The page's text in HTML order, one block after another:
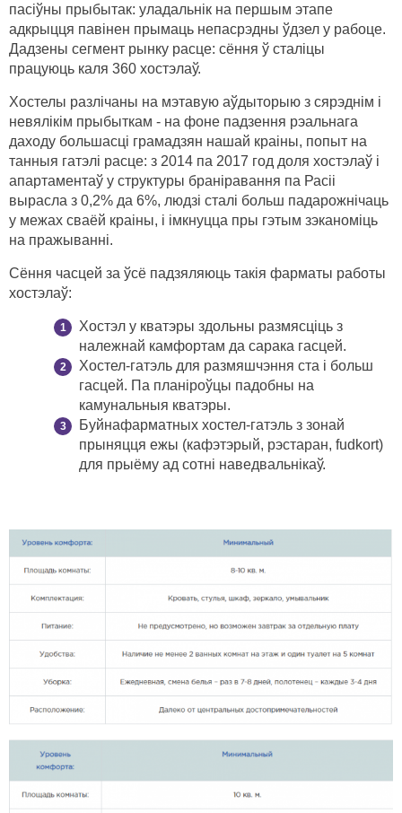
пасіўны прыбытак: уладальнік на першым этапе
адкрыцця павінен прымаць непасрэдны ўдзел у рабоце.
Дадзены сегмент рынку расце: сёння ў сталіцы
працуюць каля 360 хостэлаў.
Хостелы разлічаны на мэтавую аўдыторыю з сярэднім і
невялікім прыбыткам - на фоне падзення рэальнага
даходу большасці грамадзян нашай краіны, попыт на
танныя гатэлі расце: з 2014 па 2017 год доля хостэлаў і
апартаментаў у структуры браніравання па Расіі
вырасла з 0,2% да 6%, людзі сталі больш падарожнічаць
у межах сваёй краіны, і імкнуцца пры гэтым зэканоміць
на пражыванні.
Сёння часцей за ўсё падзяляюць такія фарматы работы
хостэлаў:
Хостэл у кватэры здольны размясціць з
належнай камфортам да сарака гасцей.
Хостел-гатэль для размяшчэння ста і больш
гасцей. Па планіроўцы падобны на
камунальныя кватэры.
Буйнафарматных хостел-гатэль з зонай
прыняцця ежы (кафэтэрый, рэстаран, fudkort)
для прыёму ад сотні наведвальнікаў.